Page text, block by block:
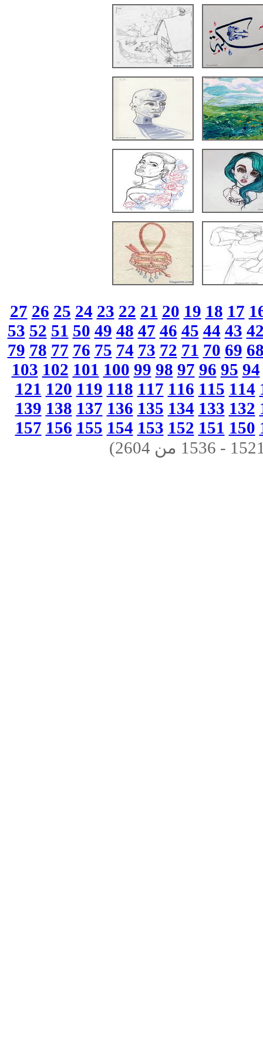
17
18
19
20
21
22
23
24
25
26
27
43
44
45
46
47
48
49
50
51
52
53
69
70
71
72
73
74
75
76
77
78
79
94
95
96
97
98
99
100
101
102
103
114
115
116
117
118
119
120
121
132
133
134
135
136
137
138
139
150
151
152
153
154
155
156
157